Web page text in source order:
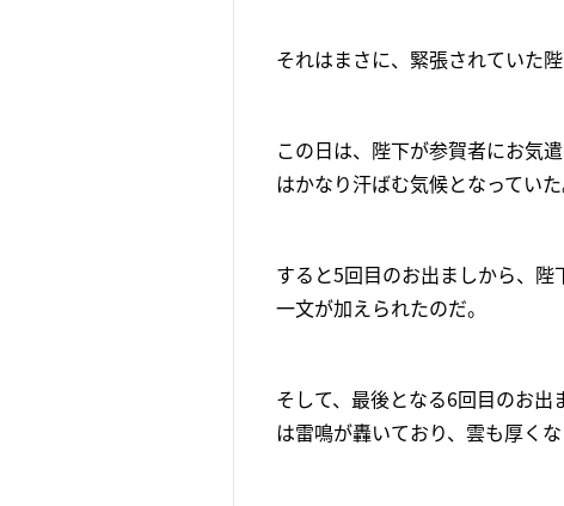
それはまさに、緊張されていた
この日は、陛下が参賀者にお気
はかなり汗ばむ気候となっていた
すると5回目のお出ましから、
一文が加えられたのだ。
そして、最後となる6回目のお
は雷鳴が轟いており、雲も厚くな